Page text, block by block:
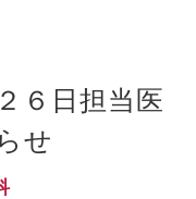
６日担当医
せ